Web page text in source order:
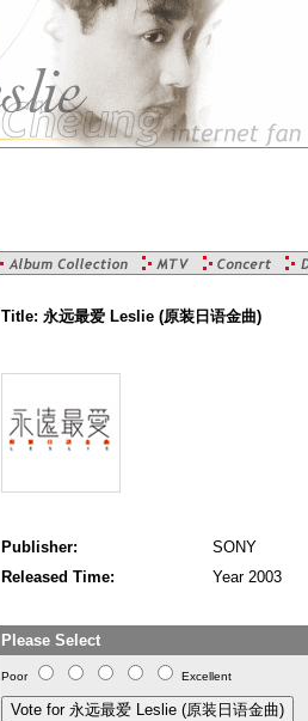
Title: 永远最爱 Leslie (原装日语金曲)
Publisher:
SONY
Released Time:
Year 2003
Please Select
Poor Excellent